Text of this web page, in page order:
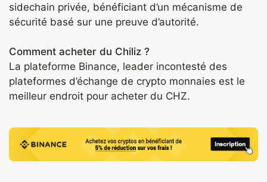
sidechain privée, bénéficiant d’un mécanisme de
sécurité basé sur une preuve d’autorité.
Comment acheter du Chiliz ?
La plateforme Binance, leader incontesté des
plateformes d’échange de crypto monnaies est le
meilleur endroit pour acheter du CHZ.